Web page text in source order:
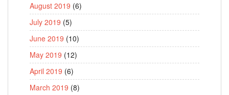
August 2019 (6)
July 2019 (5)
June 2019 (10)
May 2019 (12)
April 2019 (6)
March 2019 (8)